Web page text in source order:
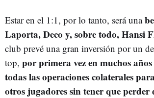
Estar en el 1:1, por lo tanto, será una
Laporta, Deco y, sobre todo, Hansi
club prevé una gran inversión por un
top, por primera vez en muchos
todas las operaciones colaterales
otros jugadores sin tener que perder